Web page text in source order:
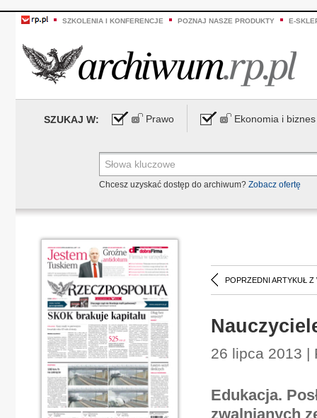
SZKOLENIA I KONFERENCJE POZNAJ NASZE PRODUKTY E-
SZUKAJ W: Prawo Ekonomia i biznes
Chcesz uzyskać dostęp do archiwum? Zobacz ofertę
POPRZEDNI ARTYKUŁ Z
26 lipca 2013 |
Edukacja.
zwalnianych